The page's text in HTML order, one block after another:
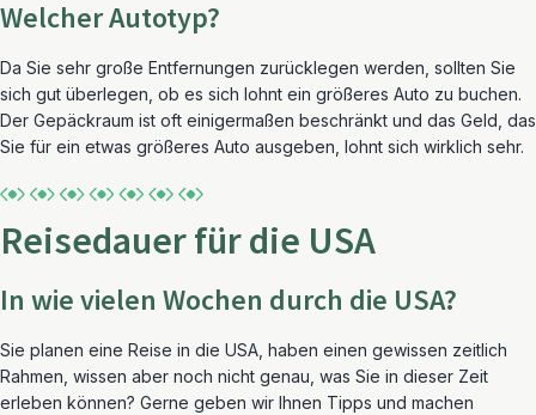
Welcher Autotyp?
Da Sie sehr große Entfernungen zurücklegen werden, sollten Sie
sich gut überlegen, ob es sich lohnt ein größeres Auto zu buchen.
Der Gepäckraum ist oft einigermaßen beschränkt und das Geld, das
Sie für ein etwas größeres Auto ausgeben, lohnt sich wirklich sehr.
Reisedauer für die USA
In wie vielen Wochen durch die USA?
Sie planen eine Reise in die USA, haben einen gewissen zeitlich
Rahmen, wissen aber noch nicht genau, was Sie in dieser Zeit
erleben können? Gerne geben wir Ihnen Tipps und machen